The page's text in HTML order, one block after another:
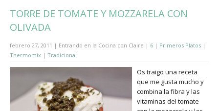
TORRE DE TOMATE Y MOZZARELA CON
OLIVADA
febrero 27, 2011 | Entrando en la Cocina con Claire | 6 | Primeros Platos |
Thermomix | Tradicional
Os traigo una receta
que me gusta mucho y
combina la fibra y las
vitaminas del tomate